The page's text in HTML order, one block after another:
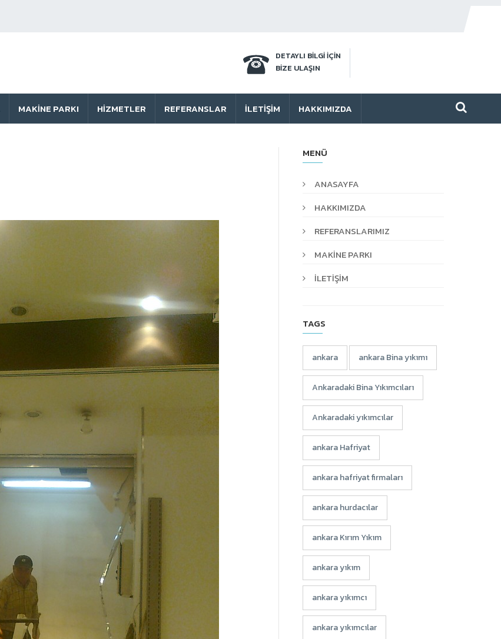
DETAYLI BİLGİ İÇİN
BİZE ULAŞIN
MAKINE PARKI HIZMETLER REFERANSLAR İLETIŞIM HAKKIMIZDA
MENÜ
ANASAYFA
HAKKIMIZDA
REFERANSLARIMIZ
MAKİNE PARKI
İLETİŞİM
TAGS
ankara ankara Bina yıkımı
Ankaradaki Bina Yıkımcıları
Ankaradaki yıkımcılar
ankara Hafriyat
ankara hafriyat firmaları
ankara hurdacılar
ankara Kırım Yıkım
ankara yıkım
ankara yıkımcı
ankara yıkımcılar